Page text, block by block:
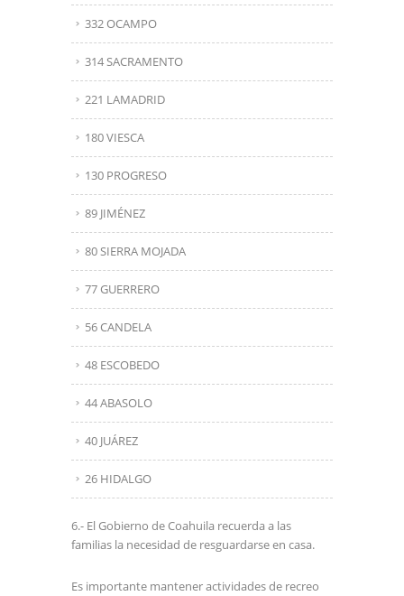
332 OCAMPO
314 SACRAMENTO
221 LAMADRID
180 VIESCA
130 PROGRESO
89 JIMÉNEZ
80 SIERRA MOJADA
77 GUERRERO
56 CANDELA
48 ESCOBEDO
44 ABASOLO
40 JUÁREZ
26 HIDALGO
6.- El Gobierno de Coahuila recuerda a las
familias la necesidad de resguardarse en casa.
Es importante mantener actividades de recreo